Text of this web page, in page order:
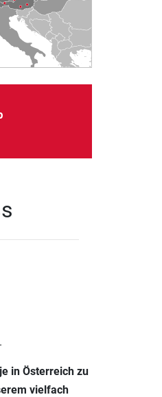
in Österreich zu
vielfach